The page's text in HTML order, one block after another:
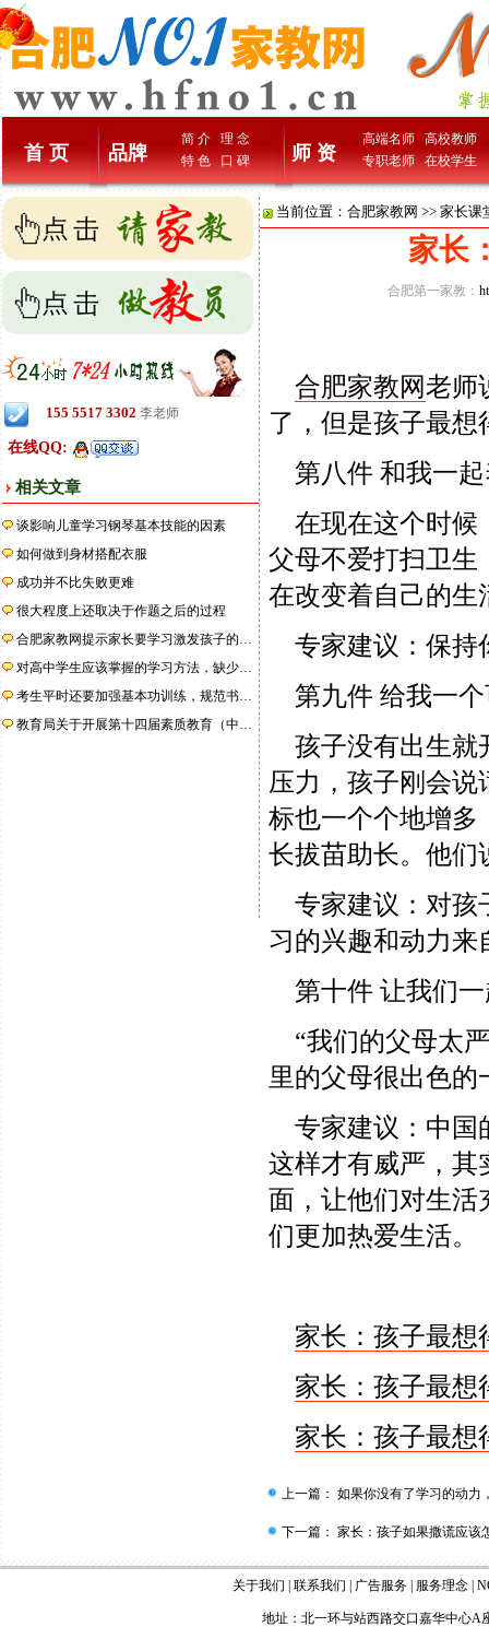
首 页 品牌
简 介
理 念
特 色
口 碑 师 资
高端名师
高校教师
专职老师
在校学生
155 5517 3302 李老师
在线QQ:
相关文章
谈影响儿童学习钢琴基本技能的因素
如何做到身材搭配衣服
成功并不比失败更难
很大程度上还取决于作题之后的过程
合肥家教网提示家长要学习激发孩子的…
对高中学生应该掌握的学习方法，缺少…
考生平时还要加强基本功训练，规范书…
教育局关于开展第十四届素质教育（中…
当前位置： 合肥家教网 >> 家长课
家长
合肥第一家教：
合肥家教网老师
了，但是孩子最
第八件 和我一起
在现在这个时候
父母不爱打扫卫生
在改变着自己的生
专家建议：保持
第九件 给我一个
孩子没有出生就
压力，孩子刚会
标也一个个地增多
长拔苗助长。他们
专家建议：对孩
习的兴趣和动力来
第十件 让我们一
“我们的父母太
里的父母很出色
专家建议：中国
这样才有威严，其
面，让他们对生活
们更加热爱生活。
家长：孩子最想
家长：孩子最想
家长：孩子最想
上一篇： 如果你没有了学习的动力
下一篇： 家长：孩子如果撒谎应该
关于我们 联系我们 广告服务| 服务理念|
地址：北一环与站西路交口嘉华中心